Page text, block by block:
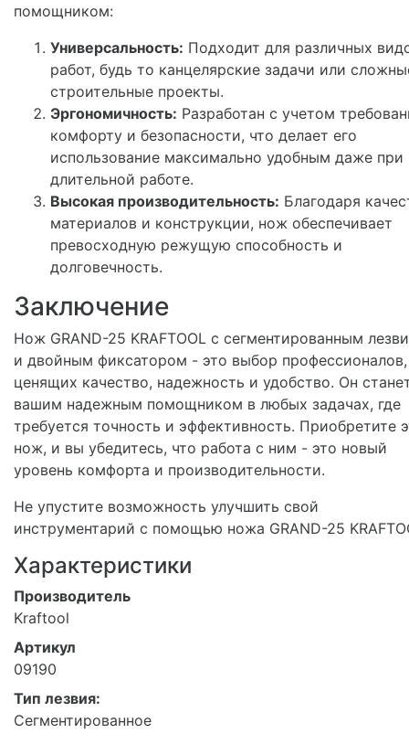
помощником:
Универсальность: Подходит для различных
работ, будь то канцелярские задачи или
строительные проекты.
Эргономичность: Разработан с учетом
комфорту и безопасности, что делает его
использование максимально удобным даже при
длительной работе.
Высокая производительность: Благодаря
материалов и конструкции, нож обеспечивает
превосходную режущую способность и
долговечность.
Заключение
Нож GRAND-25 KRAFTOOL с сегментированным
и двойным фиксатором - это выбор профессионалов,
ценящих качество, надежность и удобство. Он
вашим надежным помощником в любых задачах, где
требуется точность и эффективность. Приобретите
нож, и вы убедитесь, что работа с ним - это новый
уровень комфорта и производительности.
Не упустите возможность улучшить свой
инструментарий с помощью ножа GRAND-25
Характеристики
Производитель
Kraftool
Артикул
09190
Тип лезвия:
Сегментированное